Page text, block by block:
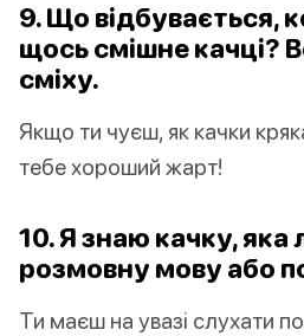
9. Що відбувається,
щось смішне качці?
сміху.
Якщо ти чуєш, як качки
тебе хороший жарт!
10. Я знаю качку,
розмовну мову або
Ти маєш на увазі слухати